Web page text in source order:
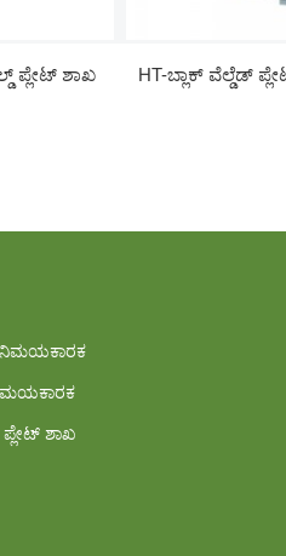
ಪ್ಲೇಟ್ ಶಾಖ
HT-ಬ್ಲಾಕ್ ವೆಲ್ಡೆಡ್
ಶಾಖ